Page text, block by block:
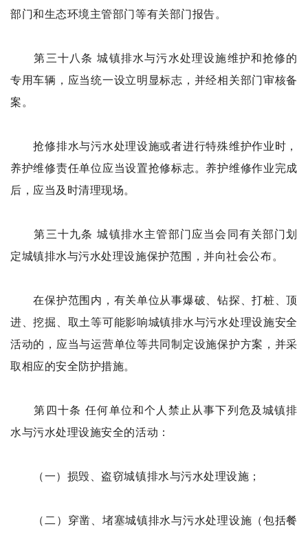
部门和生态环境主管部门等有关部门报告。
第三十八条 城镇排水与污水处理设施维护和抢修的
专用车辆，应当统一设立明显标志，并经相关部门审核备
案。
抢修排水与污水处理设施或者进行特殊维护作业时，
养护维修责任单位应当设置抢修标志。养护维修作业完成
后，应当及时清理现场。
第三十九条 城镇排水主管部门应当会同有关部门划
定城镇排水与污水处理设施保护范围，并向社会公布。
在保护范围内，有关单位从事爆破、钻探、打桩、顶
进、挖掘、取土等可能影响城镇排水与污水处理设施安全
活动的，应当与运营单位等共同制定设施保护方案，并采
取相应的安全防护措施。
第四十条 任何单位和个人禁止从事下列危及城镇排
水与污水处理设施安全的活动：
（一）损毁、盗窃城镇排水与污水处理设施；
（二）穿凿、堵塞城镇排水与污水处理设施（包括餐